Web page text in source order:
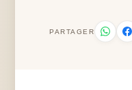
PARTAGER